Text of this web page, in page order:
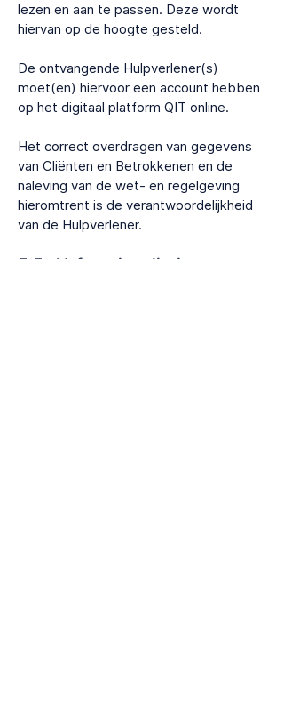
lezen en aan te passen. Deze wordt
hiervan op de hoogte gesteld.
De ontvangende Hulpverlener(s)
moet(en) hiervoor een account hebben
op het digitaal platform QIT online.
Het correct overdragen van gegevens
van Cliënten en Betrokkenen en de
naleving van de wet- en regelgeving
hieromtrent is de verantwoordelijkheid
van de Hulpverlener.
5.5. AI-functionaliteiten